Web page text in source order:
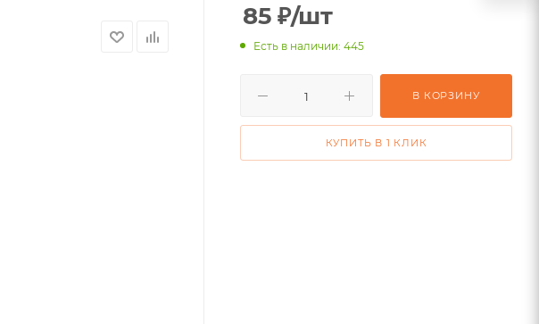
85 ₽/шт
Есть в наличии: 445
В КОРЗИНУ
КУПИТЬ В 1 КЛИК